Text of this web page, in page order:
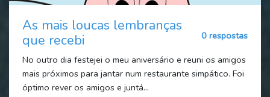
As mais loucas lembranças
que recebi
0 respostas
No outro dia festejei o meu aniversário e reuni os amigos
mais próximos para jantar num restaurante simpático. Foi
óptimo rever os amigos e juntá...